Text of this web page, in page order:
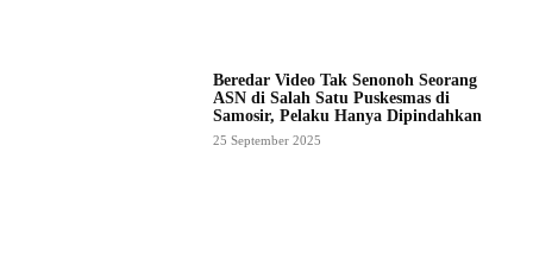
Beredar Video Tak Senonoh Seorang
ASN di Salah Satu Puskesmas di
Samosir, Pelaku Hanya Dipindahkan
25 September 2025